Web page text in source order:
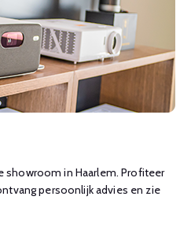
showroom in Haarlem. Profiteer
persoonlijk advies en zie